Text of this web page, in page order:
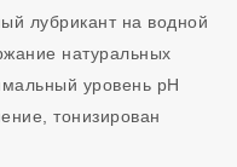
лубрикант на водной
натуральных
уровень рН
тонизирован